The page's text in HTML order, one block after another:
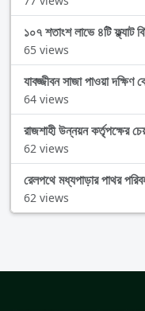
১০৭ শতাংশ লাভে ৪টি ফ্ল্যাট
65 views
যাবজ্জীবন সাজা পাওয়া দক্ষিণ
64 views
রাজশাহী উন্নয়ন কর্তৃপক্ষের
62 views
রেলপথে মধ্যপাড়ার পাথর
62 views